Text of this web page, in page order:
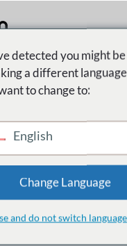
vertrauen uns,
detected you might be
a different
to change to:
English
Change Language
and do not switch language